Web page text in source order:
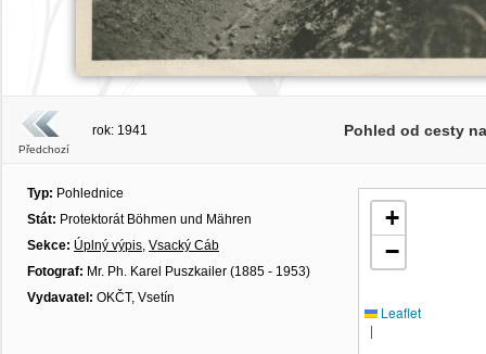
Předchozí
rok: 1941 Pohled od cesty
Typ: Pohlednice
Stát: Protektorát Böhmen und Mähren
Sekce: Úplný výpis, Vsacký Cáb
Fotograf: Mr. Ph. Karel Puszkailer (1885 - 1953)
Vydavatel: OKČT, Vsetín
+
−
Leaflet
|